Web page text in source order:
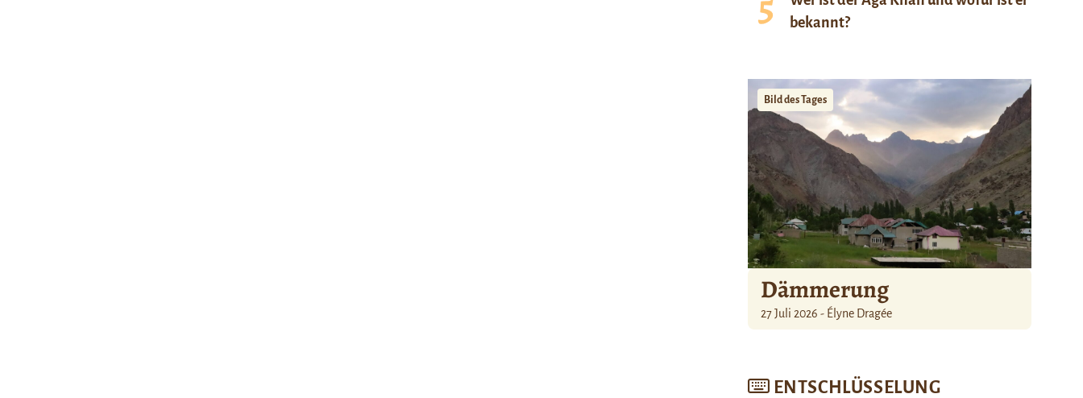
bekannt?
Bild des Tages
Dämmerung
27 Juli 2026 - Élyne Dragée
ENTSCHLÜSSELUNG